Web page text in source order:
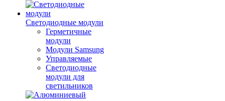
Светодиодные модули
Герметичные
модули
Модули Samsung
Управляемые
Светодиодные
модули для
светильников